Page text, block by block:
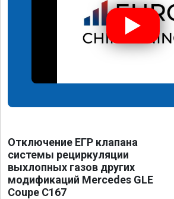
Отключение ЕГР клапана
системы рециркуляции
выхлопных газов других
модификаций Mercedes GLE
Coupe C167